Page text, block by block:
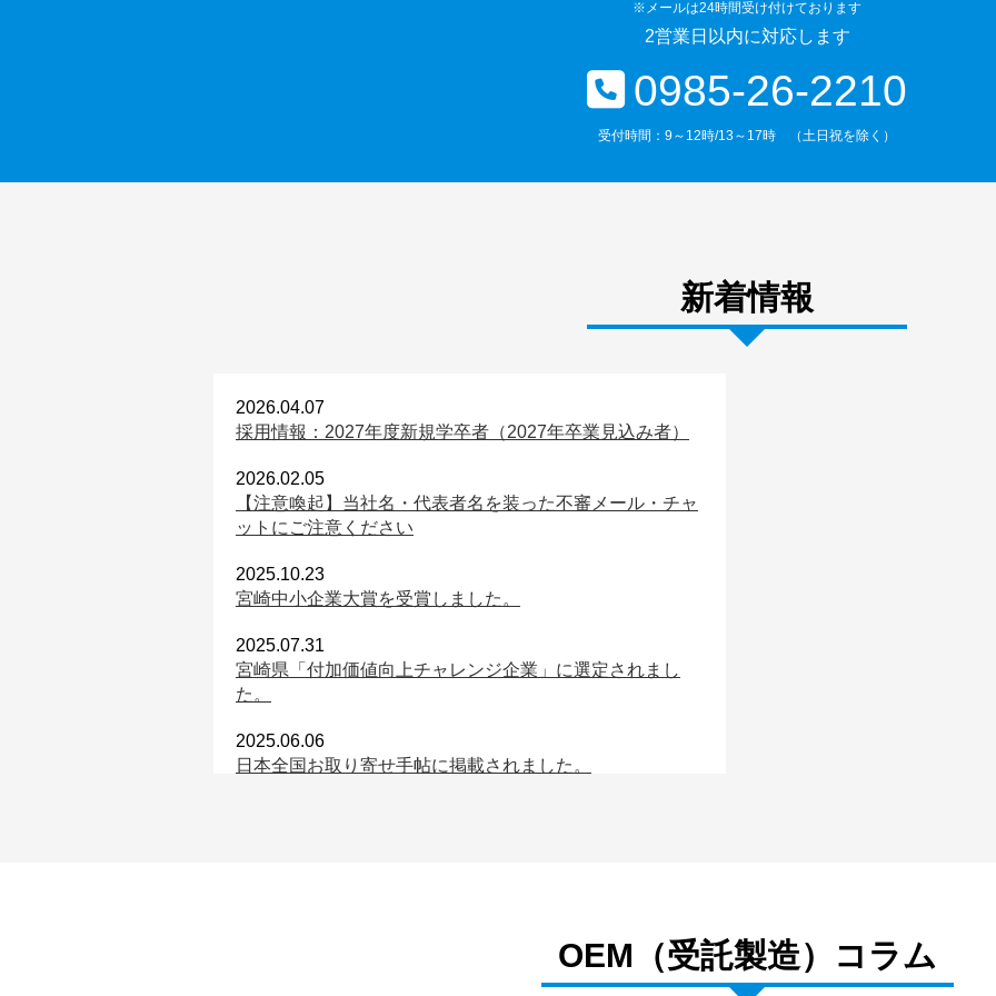
※メールは24時間受け付けております
2営業日以内に対応します
0985-26-2210
受付時間：9～12時/13～17時 （土日祝を除く）
新着情報
2026.04.07
採用情報：2027年度新規学卒者（2027年卒業見込み者）
2026.02.05
【注意喚起】当社名・代表者名を装った不審メール・チャ
ットにご注意ください
2025.10.23
宮崎中小企業大賞を受賞しました。
2025.07.31
宮崎県「付加価値向上チャレンジ企業」に選定されまし
た。
2025.06.06
日本全国お取り寄せ手帖に掲載されました。
OEM（受託製造）コラム